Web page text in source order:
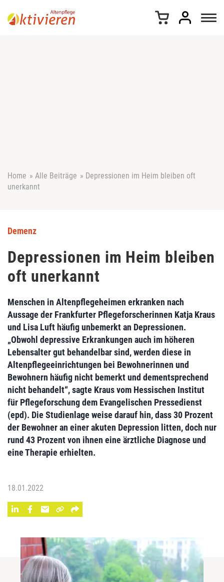
Home » Alle Beiträge » Depressionen im Heim bleiben oft
unerkannt
Demenz
Depressionen im Heim bleiben
oft unerkannt
Menschen in Altenpflegeheimen erkranken nach
Aussage der Frankfurter Pflegeforscherinnen Katja Kraus
und Lisa Luft häufig unbemerkt an Depressionen.
„Obwohl depressive Erkrankungen auch im höheren
Lebensalter gut behandelbar sind, werden diese in
Altenpflegeeinrichtungen bei Bewohnerinnen und
Bewohnern häufig nicht bemerkt und dementsprechend
nicht behandelt“, sagte Kraus vom Hessischen Institut
für Pflegeforschung dem Evangelischen Pressedienst
(epd). Die Studienlage weise darauf hin, dass 30 Prozent
der Bewohner an einer akuten Depression litten, doch nur
rund 43 Prozent von ihnen eine ärztliche Diagnose und
eine Therapie erhielten.
18.01.2022